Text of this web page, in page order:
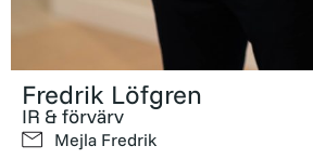
Fredrik Löfgren
IR & förvärv
Mejla Fredrik